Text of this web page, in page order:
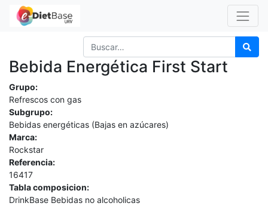
Bebida Energética First Start
Grupo:
Refrescos con gas
Subgrupo:
Bebidas energéticas (Bajas en azúcares)
Marca:
Rockstar
Referencia:
16417
Tabla composicion:
DrinkBase Bebidas no alcoholicas